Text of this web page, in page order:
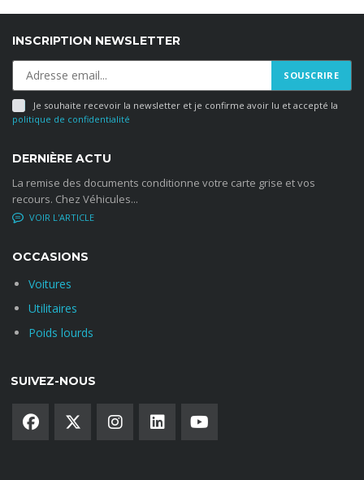
INSCRIPTION NEWSLETTER
Je souhaite recevoir la newsletter et je confirme avoir lu et accepté la
politique de confidentialité
DERNIÈRE ACTU
La remise des documents conditionne votre carte grise et vos
recours. Chez Véhicules...
NO COMMENTS
OCCASIONS
Voitures
Utilitaires
Poids lourds
SUIVEZ-NOUS